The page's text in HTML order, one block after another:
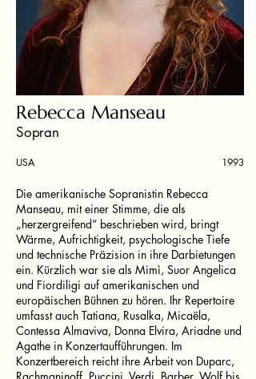
Rebecca Manseau
Sopran
1993
USA
Die amerikanische Sopranistin Rebecca
Manseau, mit einer Stimme, die als
„herzergreifend“ beschrieben wird, bringt
Wärme, Aufrichtigkeit, psychologische Tiefe
und technische Präzision in ihre Darbietungen
ein. Kürzlich war sie als Mimì, Suor Angelica
und Fiordiligi auf amerikanischen und
europäischen Bühnen zu hören. Ihr Repertoire
umfasst auch Tatiana, Rusalka, Micaëla,
Contessa Almaviva, Donna Elvira, Ariadne und
Agathe in Konzertaufführungen. Im
Konzertbereich reicht ihre Arbeit von Duparc,